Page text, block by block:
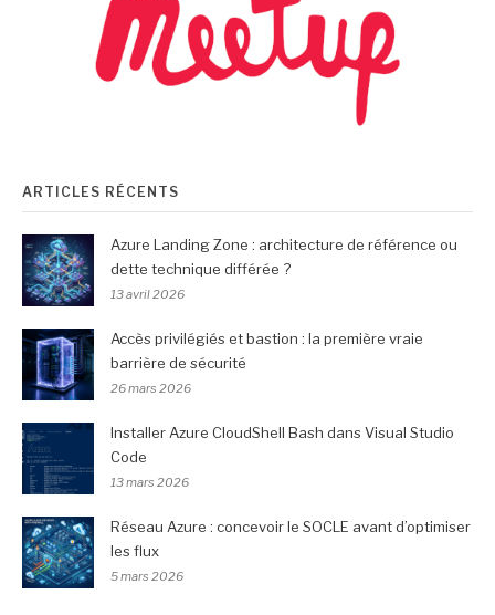
ARTICLES RÉCENTS
Azure Landing Zone : architecture de référence ou
dette technique différée ?
13 avril 2026
Accès privilégiés et bastion : la première vraie
barrière de sécurité
26 mars 2026
Installer Azure CloudShell Bash dans Visual Studio
Code
13 mars 2026
Réseau Azure : concevoir le SOCLE avant d’optimiser
les flux
5 mars 2026